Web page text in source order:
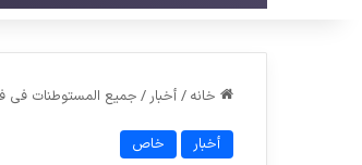
خانه / أخبار / جميع المستوطنات في
أخبار خاص